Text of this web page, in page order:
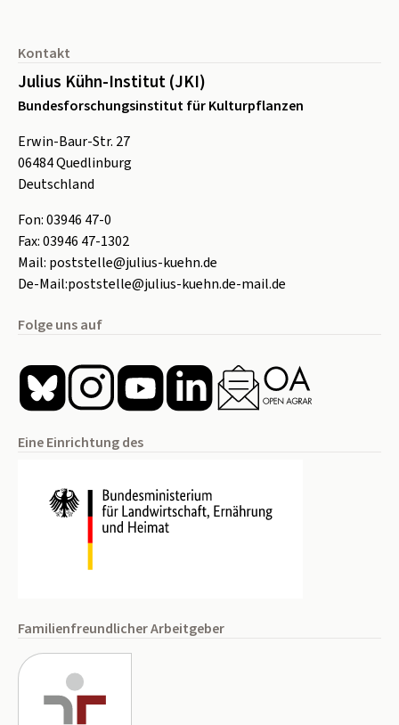
Kontakt
Julius Kühn-Institut (JKI)
Bundesforschungsinstitut für Kulturpflanzen
Erwin-Baur-Str. 27
06484Quedlinburg
Deutschland
Fon:03946 47-0
Fax:03946 47-1302
Mail: poststelle@julius-kuehn.de
De-Mail:poststelle@julius-kuehn.de-mail.de
Folge uns auf
Eine Einrichtung des
Familienfreundlicher Arbeitgeber